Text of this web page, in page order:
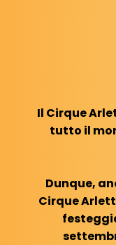
Il Cirque
tutto il
Dunque,
Cirque